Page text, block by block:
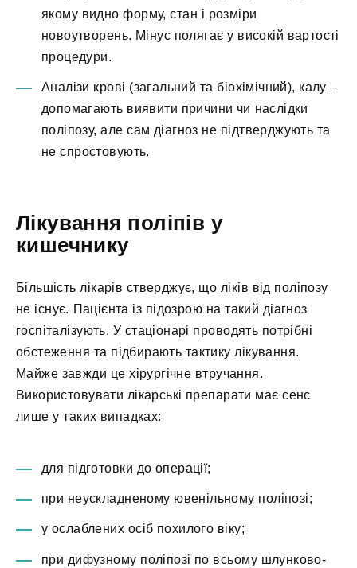
якому видно форму, стан і розміри
новоутворень. Мінус полягає у високій вартості
процедури.
Аналізи крові (загальний та біохімічний), калу –
допомагають виявити причини чи наслідки
поліпозу, але сам діагноз не підтверджують та
не спростовують.
Лікування поліпів у
кишечнику
Більшість лікарів стверджує, що ліків від поліпозу
не існує. Пацієнта із підозрою на такий діагноз
госпіталізують. У стаціонарі проводять потрібні
обстеження та підбирають тактику лікування.
Майже завжди це хірургічне втручання.
Використовувати лікарські препарати має сенс
лише у таких випадках:
для підготовки до операції;
при неускладненому ювенільному поліпозі;
у ослаблених осіб похилого віку;
при дифузному поліпозі по всьому шлунково-